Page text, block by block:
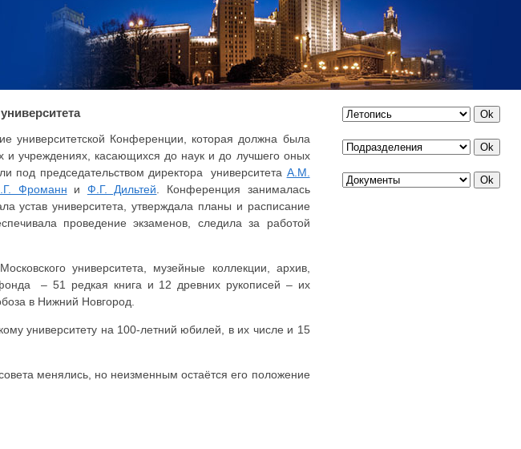
университетской Конференции, которая должна была
и учреждениях, касающихся до наук и до лучшего оных
под председательством директора университета А.М.
Фроманн и Ф.Г. Дильтей . Конференция занималась
устав университета, утверждала планы и расписание
проведение экзаменов, следила за работой
университета, музейные коллекции, архив,
– 51 редкая книга и 12 древних рукописей – их
в Нижний Новгород.
университету на 100-летний юбилей, в их числе и 15
менялись, но неизменным остаётся его положение